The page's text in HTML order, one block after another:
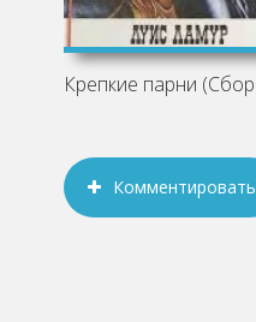
Комментировать